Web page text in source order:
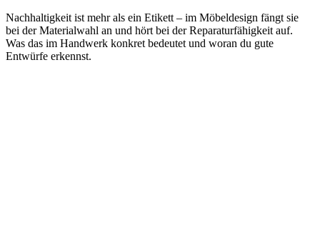
Nachhaltigkeit ist mehr als ein Etikett – im Möbeldesign fängt sie
bei der Materialwahl an und hört bei der Reparaturfähigkeit auf.
Was das im Handwerk konkret bedeutet und woran du gute
Entwürfe erkennst.